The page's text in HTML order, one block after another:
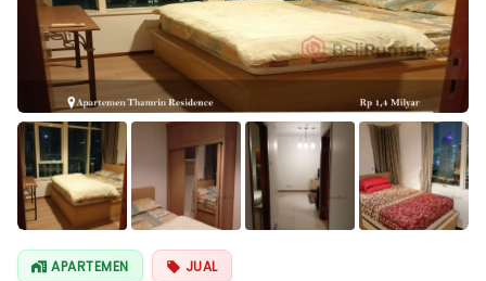
APARTEMEN JUAL